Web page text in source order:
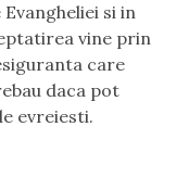
si in
vine prin
care
daca pot
evreiesti.